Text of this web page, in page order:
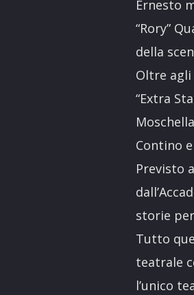
Ernesto
“Rory”
della
Oltre
“Extra
Contino
Previsto
storie
Tutto
teatrale
l’unico